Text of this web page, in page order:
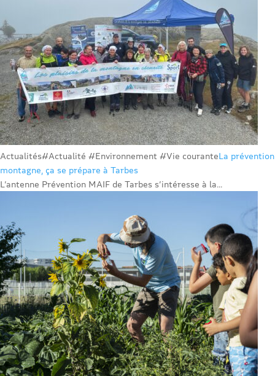
Actualités#Actualité #Environnement #Vie couranteLa prévention
montagne, ça se prépare à Tarbes
L’antenne Prévention MAIF de Tarbes s’intéresse à la...